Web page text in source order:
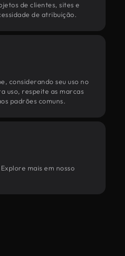
de clientes, sites e
de atribuição.
considerando seu uso no
uso, respeite as marcas
padrões comuns.
mais em nosso